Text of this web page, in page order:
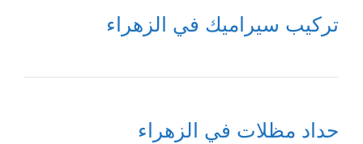
تركيب سيراميك في الزهراء
حداد مظلات في الزهراء